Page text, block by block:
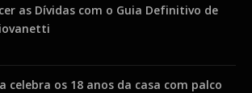
as Dívidas com o Guia Definitivo de
celebra os 18 anos da casa com palco